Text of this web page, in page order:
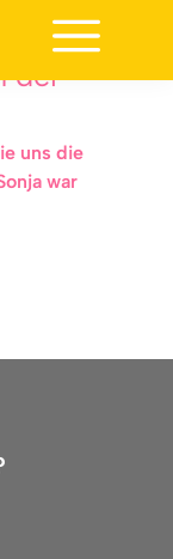
der
uns die
war